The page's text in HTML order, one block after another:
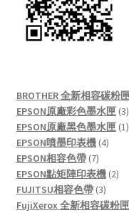
BROTHER 全新相容碳粉
EPSON原廠彩色墨水匣 33
EPSON原廠黑色墨水匣 11
EPSON噴墨印表機 44
EPSON相容色帶 77
products
EPSON點矩陣印表機 22
FUJITSU相容色帶 33
FujiXerox 全新相容碳粉匣